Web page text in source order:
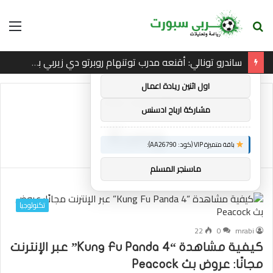
بحث
ساندرو تونالي: أقنعه مدرب توتنهام روبرتو دي زيربي بسرعة بالتوقيع
Kung
Kung
تكنولوجيا
mrabi
0
22
كيفية مشاهدة “Kung Fu Panda 4” عبر الإنترنت
مجانًا: عروض بث Peacock
توصيات :
باقة متميزة VIP (كود: AA38045):
اول اثنين ريادة اعمال
مشاركة ارباح ادسنس
باقة متميزة VIP (كود: AA26790):
ماسنجر المسلم